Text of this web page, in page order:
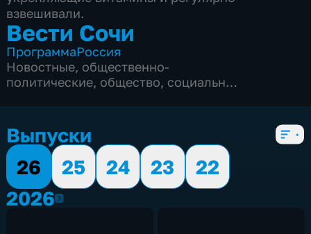
взвешивали.
Вести Сочи
ПрограммаРоссия
Новостные, общественно-
политические, общество, социально-
Выпуски
26
25 24 23
22
20262026